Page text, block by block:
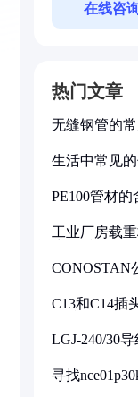
在线咨
热门文章
无缝钢管的
生活中常见
PE100管材的
工业厂房载
CONOSTAN
C13和C14插
LGJ-240/30
寻找